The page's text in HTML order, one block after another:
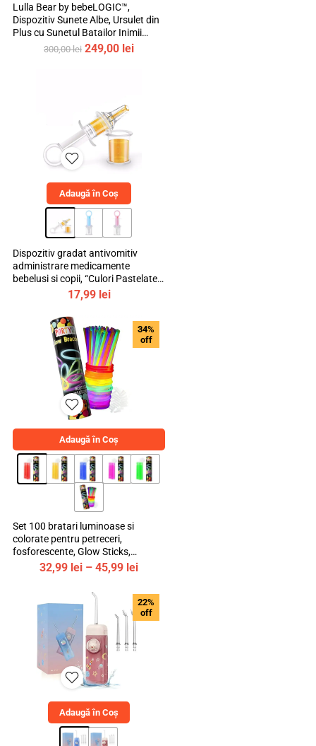
Lulla Bear by bebeLOGIC™,
Dispozitiv Sunete Albe, Ursulet din
Plus cu Sunetul Batailor Inimii
Mamei si Cantece de Leagan
300,00lei Prețul
300,00 lei.
249,00 leiPrețul
Adaugă în Coș
Dispozitiv gradat antivomitiv
administrare medicamente
bebelusi si copii, “Culori Pastelate”,
mediLOGIC™17,99 lei
34%
off
Adaugă în Coș
Set 100 bratari luminoase si
colorate pentru petreceri,
fosforescente, Glow Sticks,
Multicolor, bebeLOGIC™
32,99 lei – 45,99 leiInterval
prețuri:
32,99 lei
până
22%
off
Adaugă în Coș